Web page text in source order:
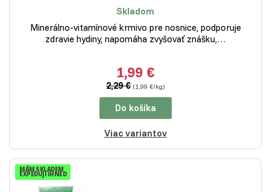
Skladom
Minerálno-vitamínové krmivo pre nosnice, podporuje
zdravie hydiny, napomáha zvyšovať znášku,…
1,99 €
2,29 € (1,99 €/kg)
Do košíka
Viac variantov
MÁM SKLADEM
EXPEDUJI IHNED